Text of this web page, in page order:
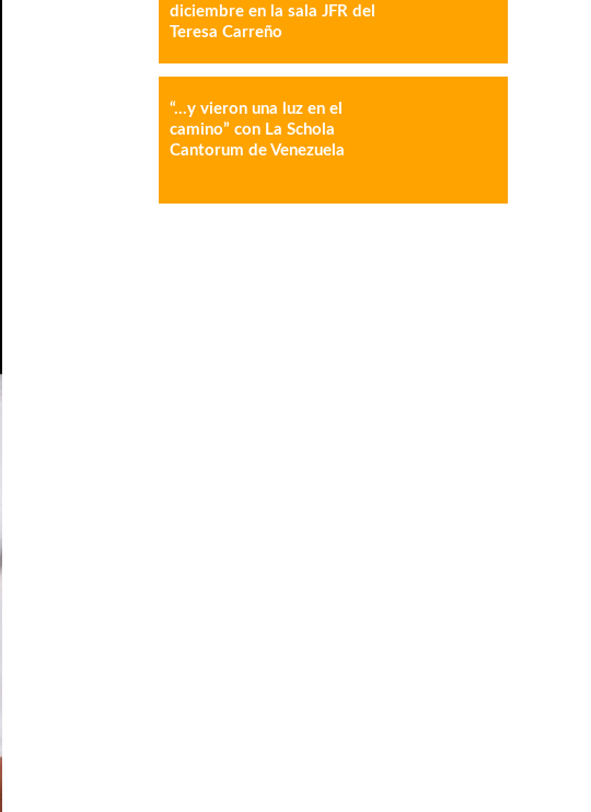
diciembre en la sala JFR del
Teresa Carreño
“…y vieron una luz en el
camino” con La Schola
Cantorum de Venezuela